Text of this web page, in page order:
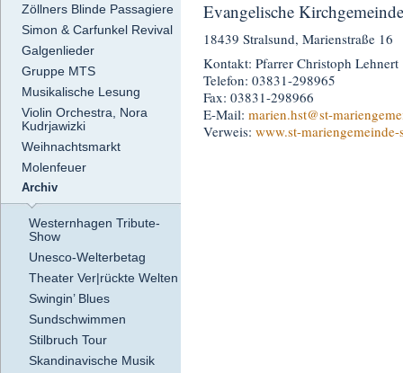
Zöllners Blinde Passagiere
Simon & Carfunkel Revival
Galgenlieder
Gruppe MTS
Musikalische Lesung
Violin Orchestra, Nora
Kudrjawizki
Weihnachtsmarkt
Molenfeuer
Archiv
Westernhagen Tribute-
Show
Unesco-Welterbetag
Theater Ver|rückte Welten
Swingin’ Blues
Sundschwimmen
Stilbruch Tour
Skandinavische Musik
Evangelische
18439 Stralsund, Marienstraße 16
Kontakt: Pfarrer Christoph Lehnert
Telefon: 03831-298965
Fax: 03831-298966
E-Mail: marien.hst@st-
Verweis: www.st-mariengemeinde-